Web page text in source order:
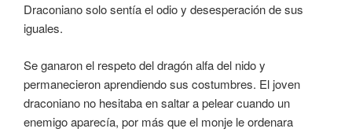
Draconiano solo sentía el odio y desesperación de sus
iguales.
Se ganaron el respeto del dragón alfa del nido y
permanecieron aprendiendo sus costumbres. El joven
draconiano no hesitaba en saltar a pelear cuando un
enemigo aparecía, por más que el monje le ordenara